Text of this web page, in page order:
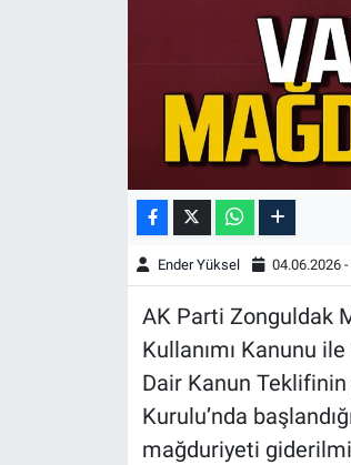
Ender Yüksel 04.06.2026
AK Parti Zonguldak
Kullanımı Kanunu
Dair Kanun
Kurulu’nda
mağduriyeti